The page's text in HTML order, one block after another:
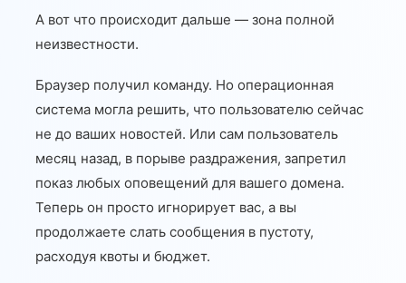
А вот что происходит дальше — зона полной
неизвестности.
Браузер получил команду. Но операционная
система могла решить, что пользователю сейчас
не до ваших новостей. Или сам пользователь
месяц назад, в порыве раздражения, запретил
показ любых оповещений для вашего домена.
Теперь он просто игнорирует вас, а вы
продолжаете слать сообщения в пустоту,
расходуя квоты и бюджет.